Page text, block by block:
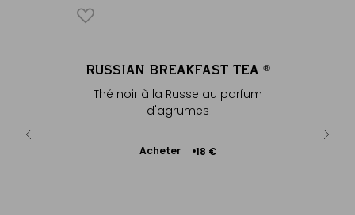
RUSSIAN BREAKFAST TEA ®
Thé noir à la Russe au parfum
d'agrumes
Acheter 18 €
Ajouter